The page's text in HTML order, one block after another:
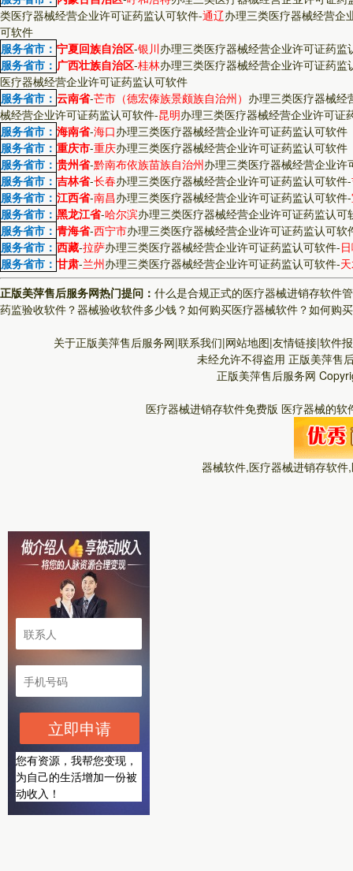
类医疗器械经营企业许可证药监认可软件-通辽办理三类医疗器械经营企
可软件
服务省市： 宁夏回族自治区-银川办理三类医疗器械经营企业许可证药监
服务省市： 广西壮族自治区-桂林办理三类医疗器械经营企业许可证药监
医疗器械经营企业许可证药监认可软件
服务省市： 云南省-芒市（德宏傣族景颇族自治州） 办理三类医疗器械经
械经营企业许可证药监认可软件-昆明办理三类医疗器械经营企业许可证
服务省市： 海南省-海口办理三类医疗器械经营企业许可证药监认可软件
服务省市： 重庆市-重庆办理三类医疗器械经营企业许可证药监认可软件
服务省市： 贵州省-黔南布依族苗族自治州办理三类医疗器械经营企业许
服务省市： 吉林省-长春办理三类医疗器械经营企业许可证药监认可软件-
服务省市： 江西省-南昌办理三类医疗器械经营企业许可证药监认可软件-
服务省市： 黑龙江省-哈尔滨办理三类医疗器械经营企业许可证药监认可
服务省市： 青海省-西宁市办理三类医疗器械经营企业许可证药监认可软
服务省市： 西藏-拉萨办理三类医疗器械经营企业许可证药监认可软件-
服务省市： 甘肃-兰州办理三类医疗器械经营企业许可证药监认可软件-
正版美萍售后服务网热门提问： 什么是合规正式的医疗器械进销存软件
药监验收软件？器械验收软件多少钱？如何购买医疗器械软件？如何购
关于正版美萍售后服务网|联系我们|网站地图|友情链接|软件
未经允许不得盗用 正版美萍售
正版美萍售后服务网
医疗器械进销存软件免费版 医疗器械的
器械软件,医疗器械进销存软
立即申请
您有资源，我帮您变现，
为自己的生活增加一份被
动收入！